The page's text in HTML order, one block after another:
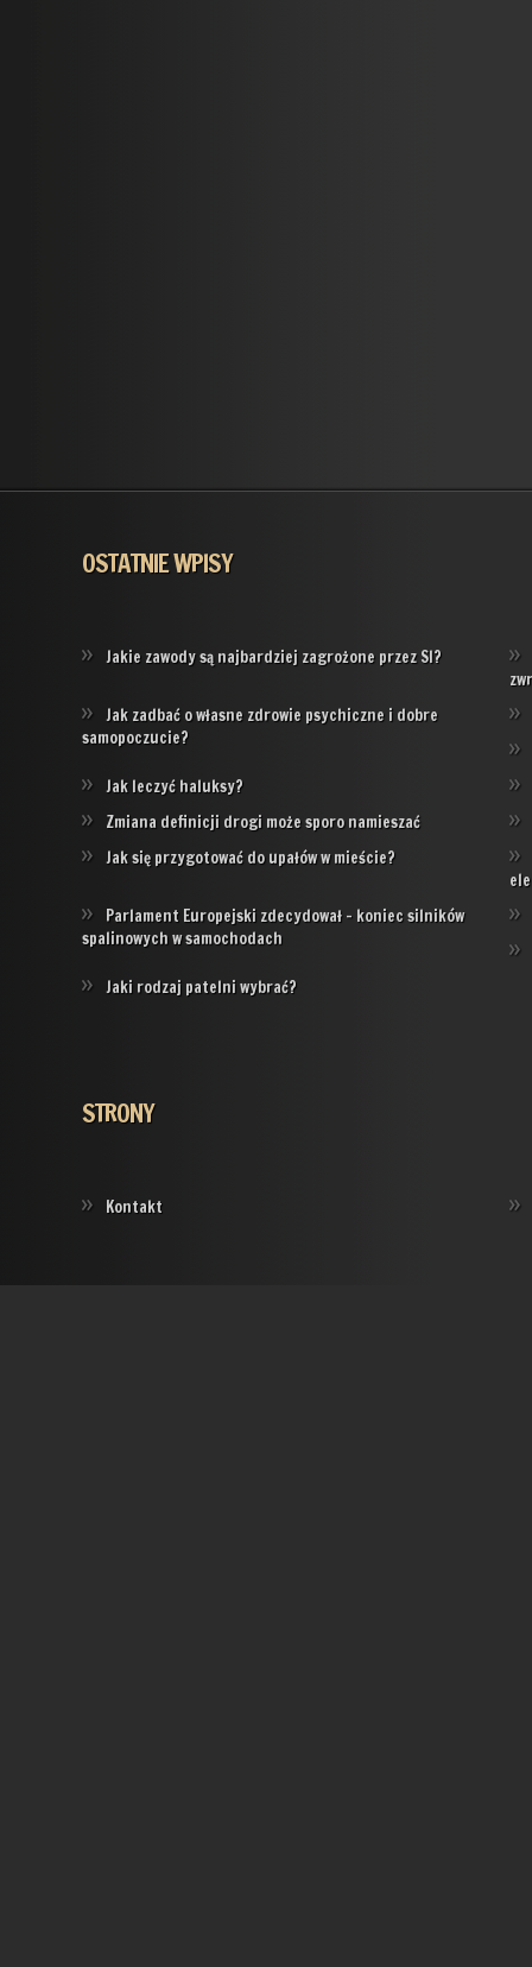
OSTATNIE WPISY
Jakie zawody są najbardziej zagrożone przez SI?
Jak zadbać o własne zdrowie psychiczne i dobre
samopoczucie?
Jak leczyć haluksy?
Zmiana definicji drogi może sporo namieszać
Jak się przygotować do upałów w mieście?
Parlament Europejski zdecydował – koniec silników
spalinowych w samochodach
Jaki rodzaj patelni wybrać?
STRONY
Kontakt